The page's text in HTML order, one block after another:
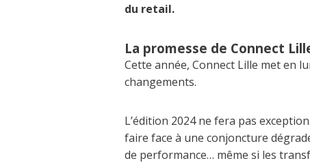
du retail.
La promesse de Connect
Cette année, Connect Lille met en
changements.​
L’édition 2024 ne fera pas
faire face à une conjoncture
de performance… même si les